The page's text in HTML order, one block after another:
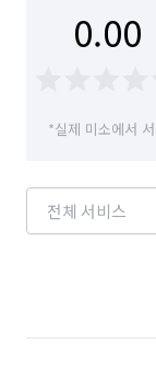
0.00
*실제 미소에서